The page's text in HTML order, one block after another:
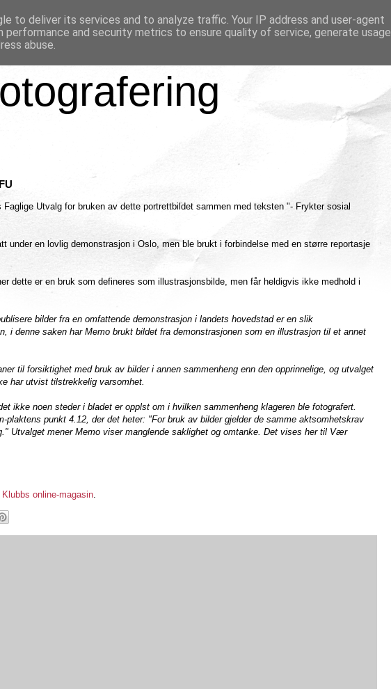
Utvalg for bruken av dette portrettbildet sammen med teksten "- Frykter sosial
under en lovlig demonstrasjon i Oslo, men ble brukt i forbindelse med en større reportasje
dette er en bruk som defineres som illustrasjonsbilde, men får heldigvis ikke medhold i
bilder fra en omfattende demonstrasjon i landets hovedstad er en slik
i denne saken har Memo brukt bildet fra demonstrasjonen som en illustrasjon til et annet
til forsiktighet med bruk av bilder i annen sammenheng enn den opprinnelige, og utvalget
har utvist tilstrekkelig varsomhet.
ikke noen steder i bladet er opplst om i hvilken sammenheng klageren ble fotografert.
punkt 4.12, der det heter: "For bruk av bilder gjelder de samme aktsomhetskrav
Utvalget mener Memo viser manglende saklighet og omtanke. Det vises her til Vær
online-magasin.
to deliver its services and to analyze traffic. Your IP address and user-agent
performance and security metrics to ensure quality of service, generate usage
abuse.